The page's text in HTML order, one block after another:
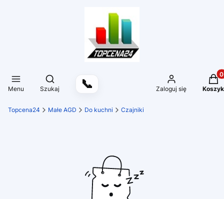
Menu
Otwórz wyszukiwarkę
Szukaj 📞 Zaloguj się Koszyk
Topcena24 Małe AGD Do kuchni Czajniki